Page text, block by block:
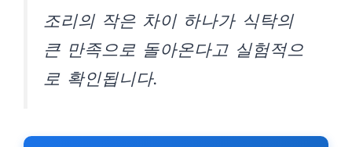
조리의 작은 차이 하나가 식탁의
큰 만족으로 돌아온다고 실험적으
로 확인됩니다.